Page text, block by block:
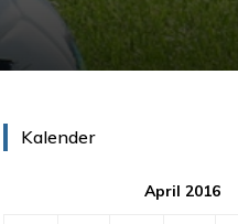
Kalender
April 2016